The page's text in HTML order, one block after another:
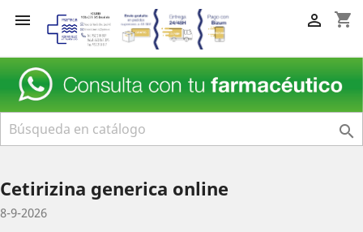
 shopping_cart


Cetirizina generica online
8-9-2026